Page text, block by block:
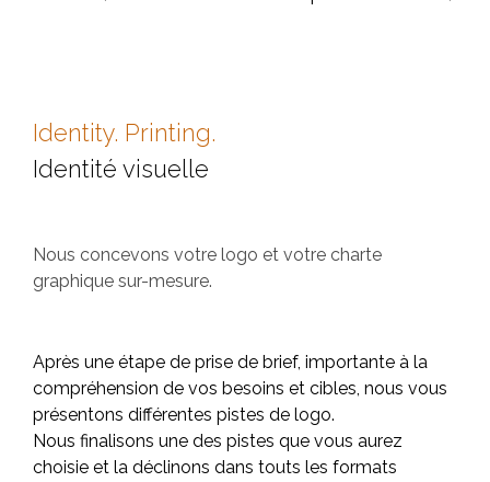
Identity. Printing.
Identité visuelle
Nous concevons votre logo et votre charte
graphique sur-mesure.
Après une étape de prise de brief, importante à la
compréhension de vos besoins et cibles, nous vous
présentons différentes pistes de logo.
Nous finalisons une des pistes que vous aurez
choisie et la déclinons dans touts les formats